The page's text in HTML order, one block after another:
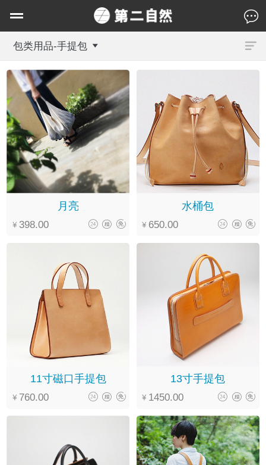
包类用品-手提包
月亮
398.00
水桶包
650.00
11寸磁口手提包
760.00
13寸手提包
1450.00